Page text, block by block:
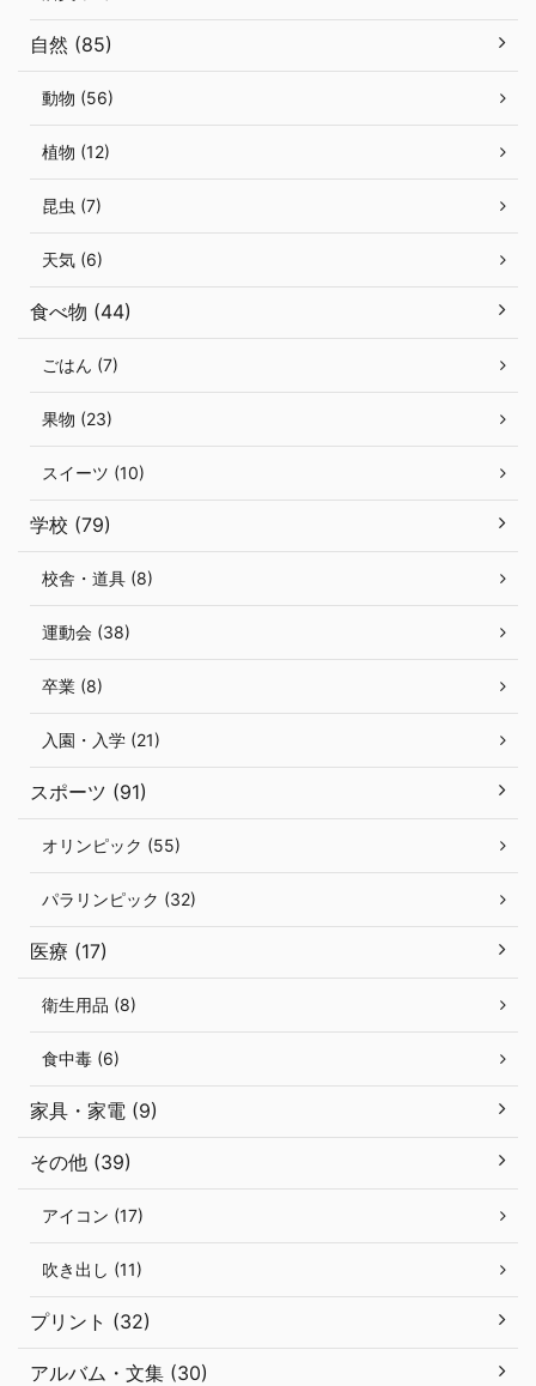
自然 (85)
動物 (56)
植物 (12)
昆虫 (7)
天気 (6)
食べ物 (44)
ごはん (7)
果物 (23)
スイーツ (10)
学校 (79)
校舎・道具 (8)
運動会 (38)
卒業 (8)
入園・入学 (21)
スポーツ (91)
オリンピック (55)
パラリンピック (32)
医療 (17)
衛生用品 (8)
食中毒 (6)
家具・家電 (9)
その他 (39)
アイコン (17)
吹き出し (11)
プリント (32)
アルバム・文集 (30)